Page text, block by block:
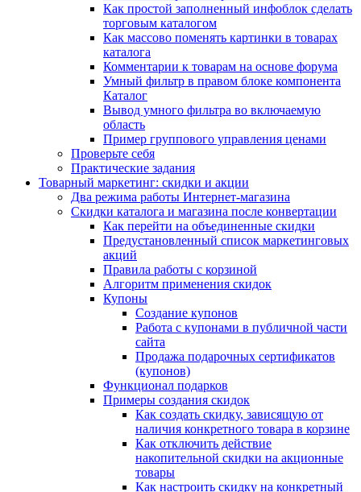
Как простой заполненный инфоблок сделать
торговым каталогом
Как массово поменять картинки в товарах
каталога
Комментарии к товарам на основе форума
Умный фильтр в правом блоке компонента
Каталог
Вывод умного фильтра во включаемую
область
Пример группового управления ценами
Проверьте себя
Практические задания
Товарный маркетинг: скидки и акции
Два режима работы Интернет-магазина
Скидки каталога и магазина после конвертации
Как перейти на объединенные скидки
Предустановленный список маркетинговых
акций
Правила работы с корзиной
Алгоритм применения скидок
Купоны
Создание купонов
Работа с купонами в публичной части
сайта
Продажа подарочных сертификатов
(купонов)
Функционал подарков
Примеры создания скидок
Как создать скидку, зависящую от
наличия конкретного товара в корзине
Как отключить действие
накопительной скидки на акционные
товары
Как настроить скидку на конкретный